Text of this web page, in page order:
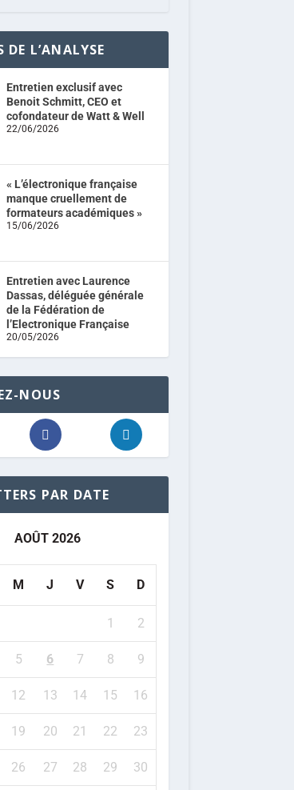
DE L’ANALYSE
Entretien exclusif avec
Benoit Schmitt, CEO et
cofondateur de Watt & Well
22/06/2026
« L’électronique française
manque cruellement de
formateurs académiques »
15/06/2026
Entretien avec Laurence
Dassas, déléguée générale
de la Fédération de
l’Electronique Française
20/05/2026
NOUS
PAR DATE
AOÛT 2026
M J V S D
1 2
5 6 7 8 9
12 13 14 15 16
19 20 21 22 23
26 27 28 29 30